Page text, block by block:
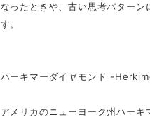
なったときや、古い思考パター
す。
ハーキマーダイヤモンド -
アメリカのニューヨーク州ハーキ